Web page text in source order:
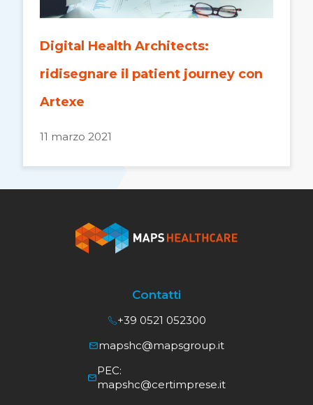
Digital Health Architects:
ridisegnare il patient journey con
Artexe
11 marzo 2021
Contatti
+39 0521 052300
mapshc@mapsgroup.it
PEC:
mapshc@certimprese.it